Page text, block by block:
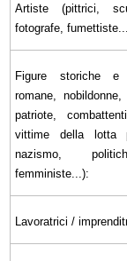
Artiste (pittrici,
fotografe,
Figure storiche e
romane,
patriote,
vittime della lotta
nazismo,
femministe...):
Lavoratrici /